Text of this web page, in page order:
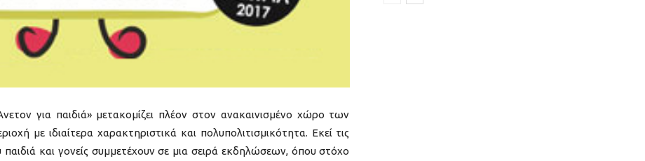
για παιδιά» μετακομίζει πλέον στον ανακαινισμένο χώρο των
με ιδιαίτερα χαρακτηριστικά και πολυπολιτισμικότητα. Εκεί τις
και γονείς συμμετέχουν σε μια σειρά εκδηλώσεων, όπου στόχο